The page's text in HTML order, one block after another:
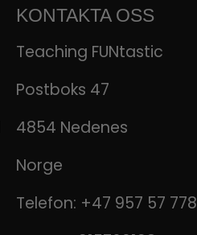
KONTAKTA OSS
Teaching FUNtastic
Postboks 47
4854 Nedenes
Norge
Telefon: +47 957 57 778